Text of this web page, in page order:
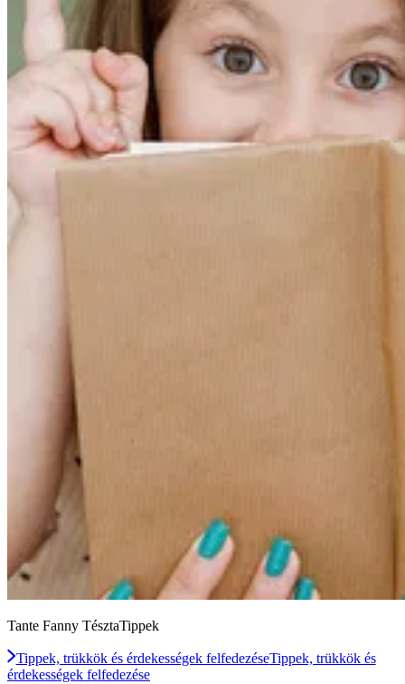
Tante Fanny TésztaTippek
Tippek, trükkök és érdekességek felfedezéseTippek, trükkök és
érdekességek felfedezése